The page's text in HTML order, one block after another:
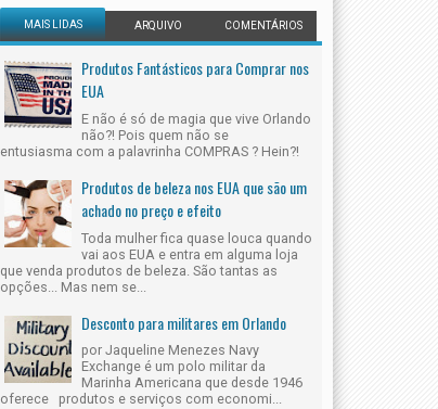
MAIS LIDAS ARQUIVO COMENTÁRIOS
Produtos Fantásticos para Comprar nos
EUA
E não é só de magia que vive Orlando
não?! Pois quem não se
entusiasma com a palavrinha COMPRAS ? Hein?!
Produtos de beleza nos EUA que são um
achado no preço e efeito
Toda mulher fica quase louca quando
vai aos EUA e entra em alguma loja
que venda produtos de beleza. São tantas as
opções... Mas nem se...
Desconto para militares em Orlando
por Jaqueline Menezes Navy
Exchange é um polo militar da
Marinha Americana que desde 1946
oferece produtos e serviços com economi...